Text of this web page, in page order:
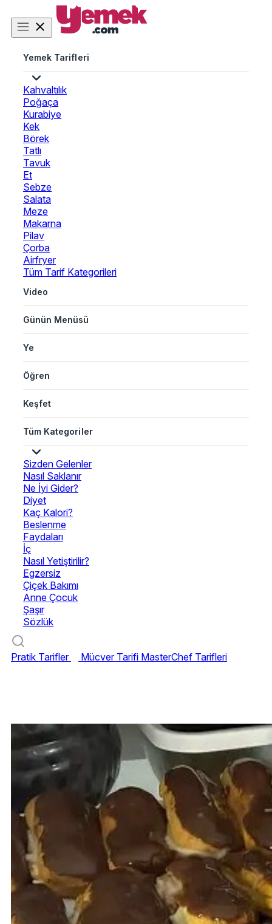
Yemek Tarifleri
Kahvaltılık
Poğaça
Kurabiye
Kek
Börek
Tatlı
Tavuk
Et
Sebze
Salata
Meze
Makarna
Pilav
Çorba
Airfryer
Tüm Tarif Kategorileri
Video
Günün Menüsü
Ye
Öğren
Keşfet
Tüm Kategoriler
Sizden Gelenler
Nasıl Saklanır
Ne İyi Gider?
Diyet
Kaç Kalori?
Beslenme
Faydaları
İç
Nasıl Yetiştirilir?
Egzersiz
Çiçek Bakımı
Anne Çocuk
Şaşır
Sözlük
Pratik Tarifler Mücver Tarifi MasterChef Tarifleri